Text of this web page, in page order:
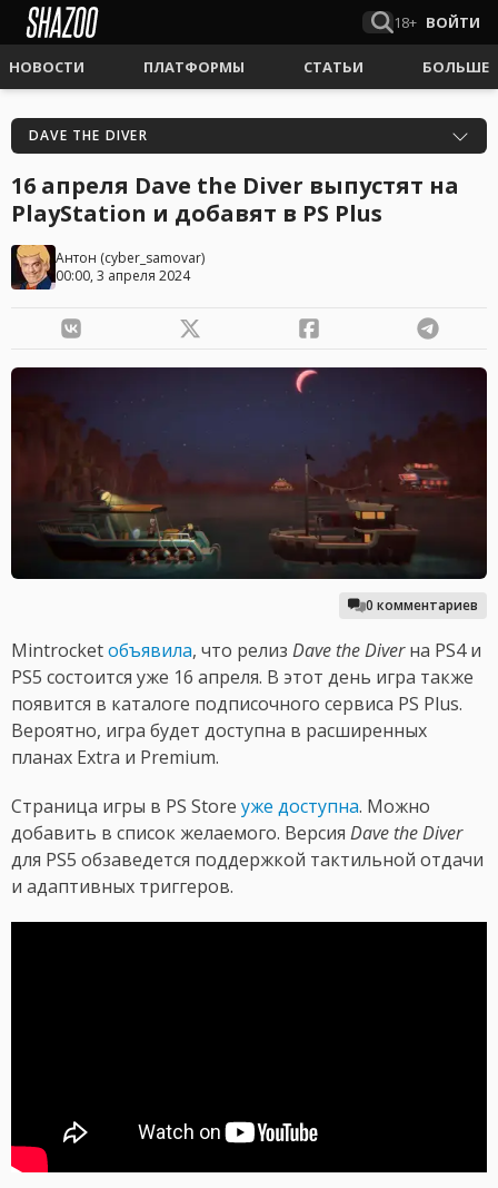
18+ ВОЙТИ
НОВОСТИ ПЛАТФОРМЫ СТАТЬИ БОЛЬШЕ
DAVE THE DIVER
16 апреля Dave the Diver выпустят на
PlayStation и добавят в PS Plus
Антон (cyber_samovar)
00:00, 3 апреля 2024
0 комментариев
Mintrocketобъявила, что релиз Dave the Diverна PS4 и
PS5 состоится уже 16 апреля. В этот день игра также
появится в каталоге подписочного сервиса PS Plus.
Вероятно, игра будет доступна в расширенных
планах Extra и Premium.
Страница игры в PS Store уже доступна. Можно
добавить в список желаемого. Версия Dave the Diver
для PS5 обзаведется поддержкой тактильной отдачи
и адаптивных триггеров.